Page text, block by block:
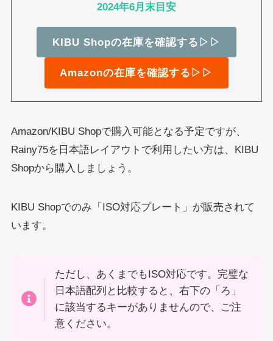
2024年6月末目安
KIBU Shopの在庫を確認する▷▷
Amazonの在庫を確認する▷▷
Amazon/KIBU Shopで購入可能となる予定ですが、
Rainy75を日本語レイアウトで利用したい方は、KIBU
Shopから購入しましょう。
KIBU Shopでのみ「ISO対応プレート」が販売されて
います。
ただし、あくまでもISO対応です。完璧な
日本語配列と比較すると、右下の「ろ」
に該当するキーがありませんので、ご注
意ください。